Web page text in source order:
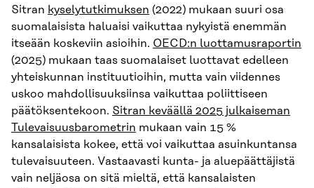
Sitran kyselytutkimuksen (2022) mukaan suuri osa
suomalaisista haluaisi vaikuttaa nykyistä enemmän
itseään koskeviin asioihin. OECD:n luottamusraportin
(2025) mukaan taas suomalaiset luottavat edelleen
yhteiskunnan instituutioihin, mutta vain viidennes
uskoo mahdollisuuksiinsa vaikuttaa poliittiseen
päätöksentekoon. Sitran keväällä 2025 julkaiseman
Tulevaisuusbarometrin mukaan vain 15 %
kansalaisista kokee, että voi vaikuttaa asuinkuntansa
tulevaisuuteen. Vastaavasti kunta- ja aluepäättäjistä
vain neljäosa on sitä mieltä, että kansalaisten